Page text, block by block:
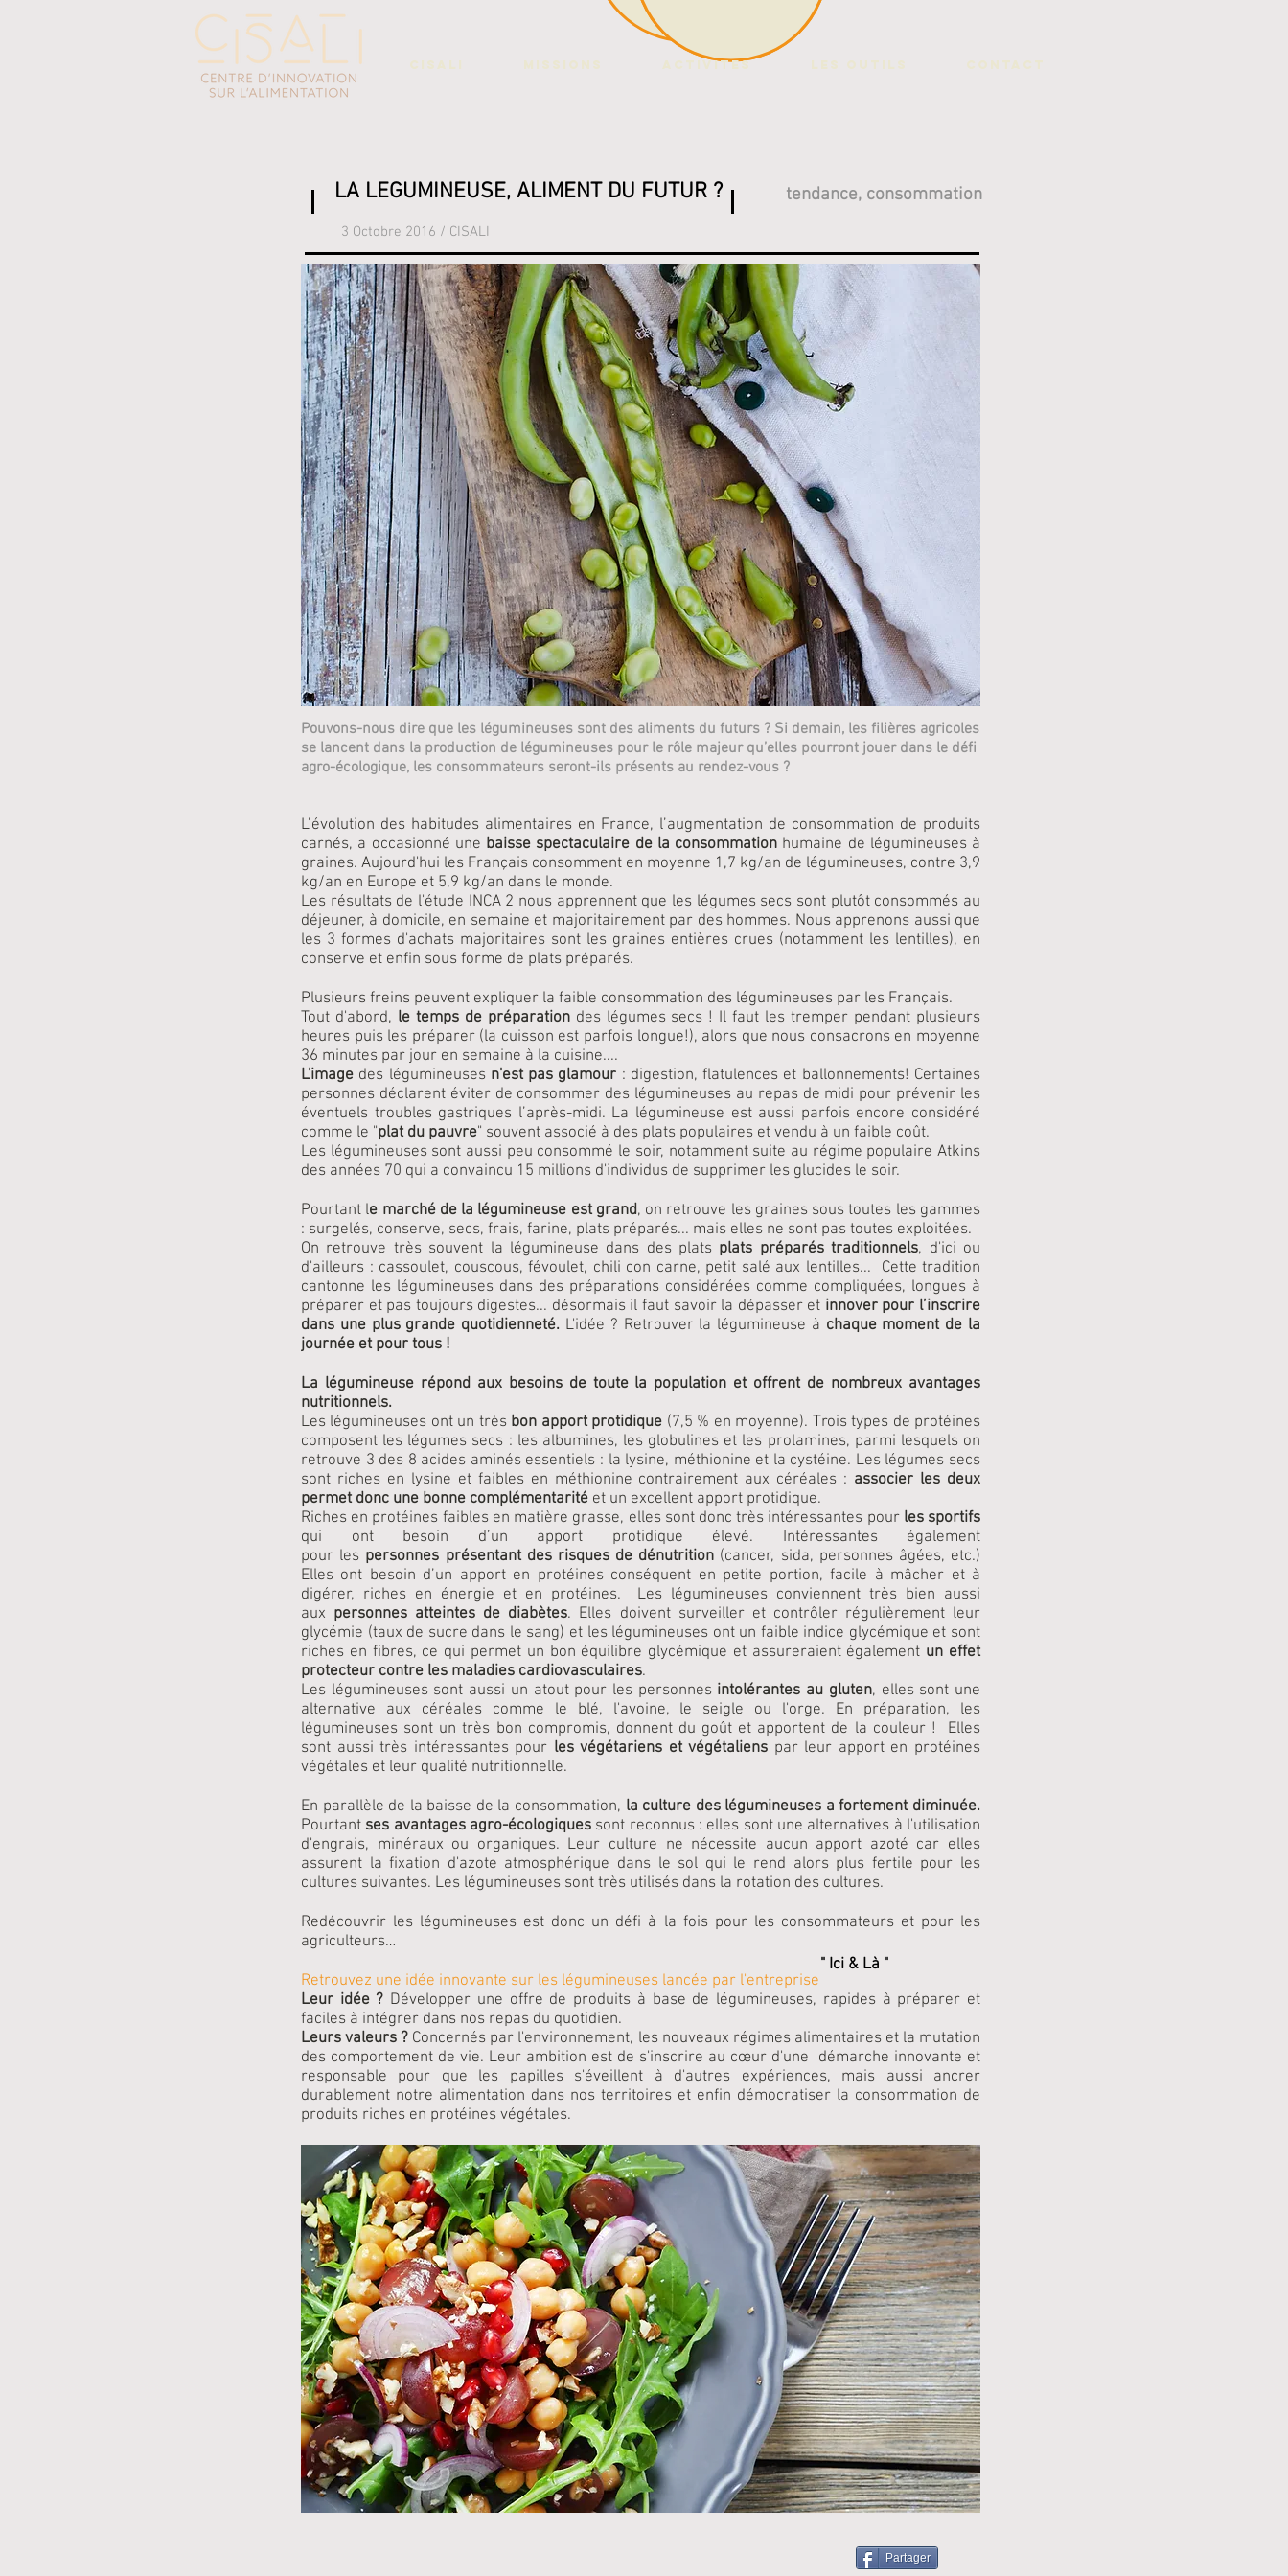
ACTIVITES
LA LEGUMINEUSE, ALIMENT DU FUTUR ? tendance, consommation
3 Octobre 2016 / CISALI
Pouvons-nous dire que les légumineuses sont des aliments du futurs ? Si demain, les filières agricoles
se lancent dans la production de légumineuses pour le rôle majeur qu’elles pourront jouer dans le défi
agro-écologique, les consommateurs seront-ils présents au rendez-vous ?
L’évolution des habitudes alimentaires en France, l’augmentation de consommation de produits
carnés, a occasionné une baisse spectaculaire de la consommation humaine de légumineuses à
graines. Aujourd'hui les Français consomment en moyenne 1,7 kg/an de légumineuses, contre 3,9
kg/an en Europe et 5,9 kg/an dans le monde.
Les résultats de l'étude INCA 2 nous apprennent que les légumes secs sont plutôt consommés au
déjeuner, à domicile, en semaine et majoritairement par des hommes. Nous apprenons aussi que
les 3 formes d'achats majoritaires sont les graines entières crues (notamment les lentilles), en
conserve et enfin sous forme de plats préparés.
Plusieurs freins peuvent expliquer la faible consommation des légumineuses par les Français.
Tout d'abord, le temps de préparationdes légumes secs ! Il faut les tremper pendant plusieurs
heures puis les préparer (la cuisson est parfois longue!), alors que nous consacrons en moyenne
36 minutes par jour en semaine à la cuisine....
L'image des légumineuses n'est pas glamour : digestion, flatulences et ballonnements! Certaines
personnes déclarent éviter de consommer des légumineuses au repas de midi pour prévenir les
éventuels troubles gastriques l’après-midi. La légumineuse est aussi parfois encore considéré
comme le "plat du pauvre" souvent associé à des plats populaires et vendu à un faible coût.
Les légumineuses sont aussi peu consommé le soir, notamment suite au régime populaire Atkins
des années 70 qui a convaincu 15 millions d'individus de supprimer les glucides le soir.
Pourtant le marché de la légumineuse est grand, on retrouve les graines sous toutes les gammes
: surgelés, conserve, secs, frais, farine, plats préparés... mais elles ne sont pas toutes exploitées.
On retrouve très souvent la légumineuse dans des plats plats préparés traditionnels, d'ici ou
d'ailleurs : cassoulet, couscous, févoulet, chili con carne, petit salé aux lentilles...
Cette tradition
cantonne les légumineuses dans des préparations considérées comme compliquées, longues à
préparer et pas toujours digestes... désormais il faut savoir la dépasser et innover pour l’inscrire
dans une plus grande quotidienneté. L'idée ? Retrouver la légumineuse à chaque moment de la
journée et pour tous !
La légumineuse répond aux besoins de toute la population et offrent de nombreux avantages
nutritionnels.
Les légumineuses ont un très bon apport protidique (7,5 % en moyenne). Trois types de protéines
composent les légumes secs : les albumines, les globulines et les prolamines, parmi lesquels on
retrouve 3 des 8 acides aminés essentiels : la lysine, méthionine et la cystéine. Les légumes secs
sont riches en lysine et faibles en méthionine contrairement aux céréales : associer les deux
permet donc une bonne complémentarité et un excellent apport protidique.
Riches en protéines faibles en matière grasse, elles sont donc très intéressantes pour les sportifs
qui ont besoin d’un apport protidique élevé. Intéressantes également
pour les personnes présentant des risques de dénutrition (cancer, sida, personnes âgées, etc.)
Elles ont besoin d’un apport en protéines conséquent en petite portion, facile à mâcher et à
digérer, riches en énergie et en protéines. Les légumineuses conviennent très bien aussi
aux personnes atteintes de diabètes. Elles doivent surveiller et contrôler régulièrement leur
glycémie (taux de sucre dans le sang) et les légumineuses ont un faible indice glycémique et sont
riches en fibres, ce qui permet un bon équilibre glycémique et assureraient également un effet
protecteur contre les maladies cardiovasculaires.
Les légumineuses sont aussi un atout pour les personnes intolérantes au gluten, elles sont une
alternative aux céréales comme le blé, l'avoine, le seigle ou l'orge. En préparation, les
légumineuses sont un très bon compromis, donnent du goût et apportent de la couleur ! Elles
sont aussi très intéressantes pour les végétariens et végétaliens par leur apport en protéines
végétales et leur qualité nutritionnelle.
En parallèle de la baisse de la consommation, la culture des légumineuses a fortement diminuée.
Pourtant ses avantages agro-écologiques sont reconnus : elles sont une alternatives à l'utilisation
d'engrais, minéraux ou organiques. Leur culture ne nécessite aucun apport azoté car elles
assurent la fixation d'azote atmosphérique dans le sol qui le rend alors plus fertile pour les
cultures suivantes. Les légumineuses sont très utilisés dans la rotation des cultures.
Redécouvrir les légumineuses est donc un défi à la fois pour les consommateurs et pour les
agriculteurs…
Retrouvez une idée innovante sur les légumineuses lancée par l'entreprise
Leur idée ? Développer une offre de produits à base de légumineuses, rapides à préparer et
faciles à intégrer dans nos repas du quotidien.
Leurs valeurs ? Concernés par l'environnement, les nouveaux régimes alimentaires et la mutation
des comportement de vie. Leur ambition est de s'inscrire au cœur d'une démarche innovante et
responsable pour que les papilles s'éveillent à d'autres expériences, mais aussi ancrer
durablement notre alimentation dans nos territoires et enfin démocratiser la consommation de
produits riches en protéines végétales.
" Ici & Là "
Partager